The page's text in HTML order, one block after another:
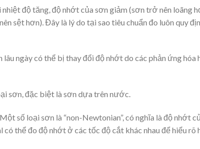
độ tăng, độ nhớt của sơn giảm (sơn trở nên loãng
sệt hơn). Đây là lý do tại sao tiêu chuẩn đo luôn quy
ngày có thể bị thay đổi độ nhớt do các phản ứng hóa
sơn, đặc biệt là sơn dựa trên nước.
số loại sơn là “non-Newtonian”, có nghĩa là độ nhớt
thể đo độ nhớt ở các tốc độ cắt khác nhau để hiểu rõ